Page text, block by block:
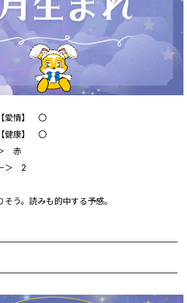
情】 〇
康】 〇
赤
＞ 2
う。読みも的中する予感。